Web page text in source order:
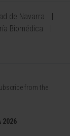
de Navarra
Biomédica
from the
2026